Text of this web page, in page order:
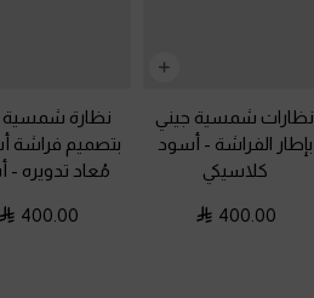
نظارات شمسية جيني
بإطار الفراشة - أسود
كلاسيكي
400.00
نظارة شمسية
بتصميم فراشة
مُعاد تدويره -
400.00